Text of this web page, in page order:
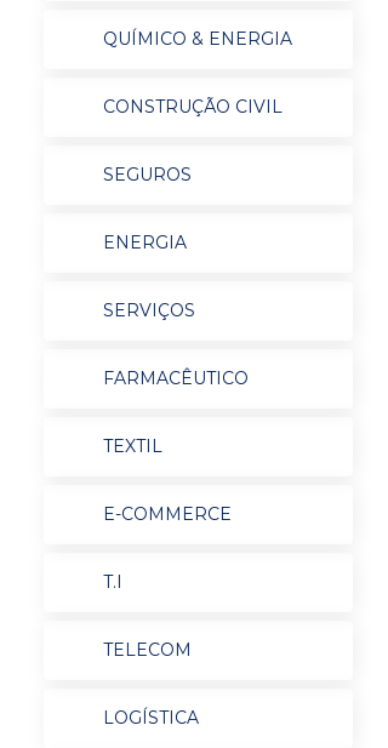
QUÍMICO & ENERGIA
CONSTRUÇÃO CIVIL
SEGUROS
ENERGIA
SERVIÇOS
FARMACÊUTICO
TEXTIL
E-COMMERCE
T.I
TELECOM
LOGÍSTICA